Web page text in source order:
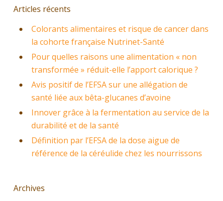
Articles récents
Colorants alimentaires et risque de cancer dans
la cohorte française Nutrinet-Santé
Pour quelles raisons une alimentation « non
transformée » réduit-elle l’apport calorique ?
Avis positif de l’EFSA sur une allégation de
santé liée aux bêta-glucanes d’avoine
Innover grâce à la fermentation au service de la
durabilité et de la santé
Définition par l’EFSA de la dose aigue de
référence de la céréulide chez les nourrissons
Archives